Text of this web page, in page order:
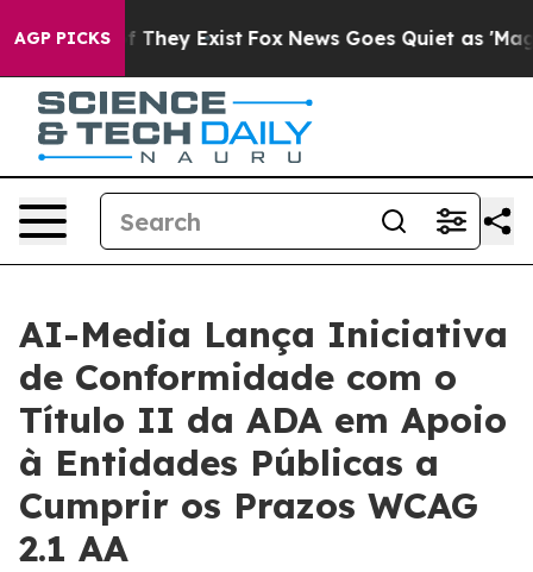
AGP PICKS
Proof They Exist Fox News Goes Quiet as 'Maga
AI-Media Lança Iniciativa
de Conformidade com o
Título II da ADA em Apoio
à Entidades Públicas a
Cumprir os Prazos WCAG
2.1 AA